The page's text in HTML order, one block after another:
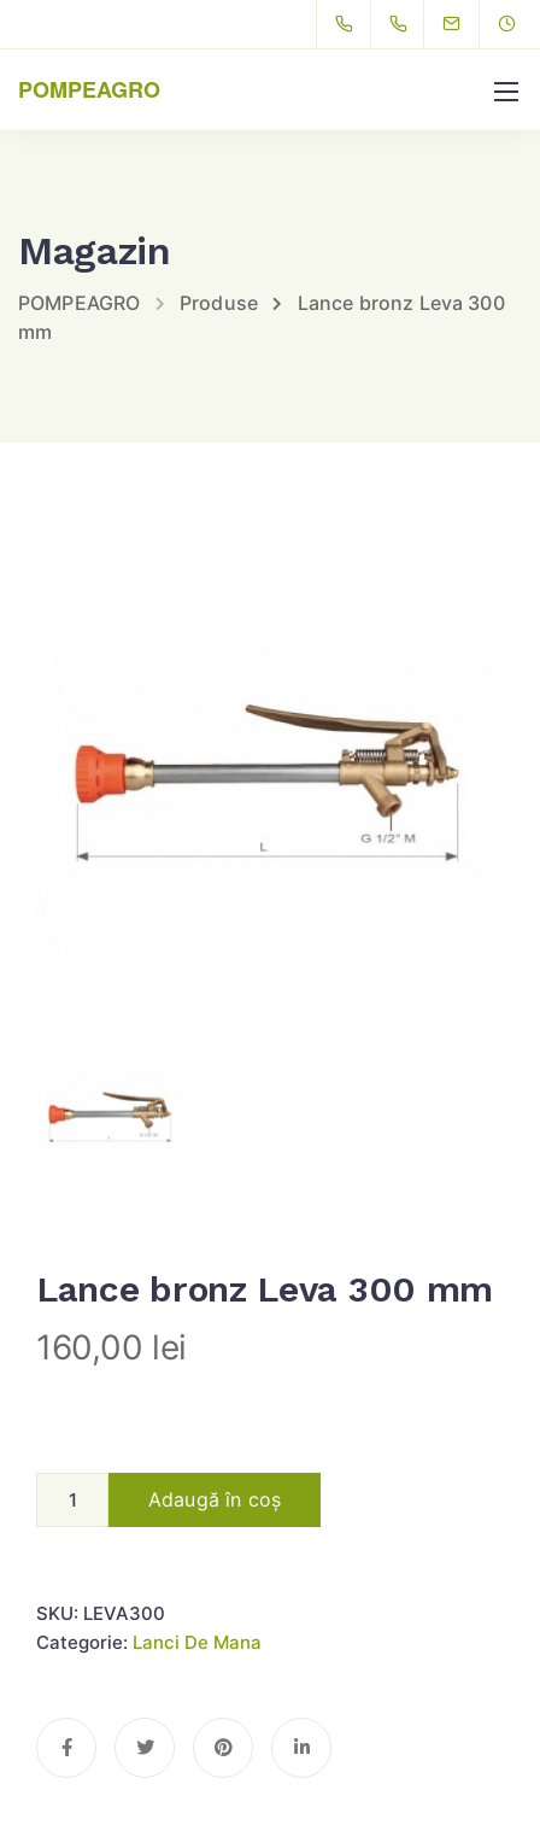
POMPEAGRO
Magazin
POMPEAGRO Produse
Lance bronz Leva 300
mm
Lance bronz Leva 300 mm
160,00 lei
Adaugă în coș
SKU: LEVA300
Categorie: Lanci De Mana